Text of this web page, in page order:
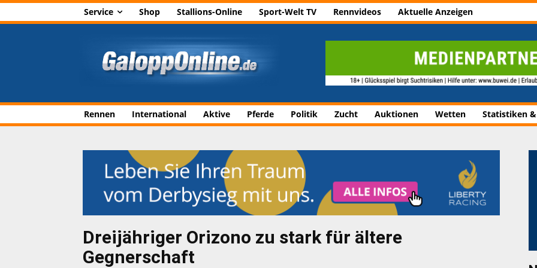
Service Shop Stallions-Online Sport-Welt TV Rennvideos Aktuelle Anzeigen
Rennen International Aktive Pferde Politik Zucht Auktionen Wetten Statistiken
Dreijähriger Orizono zu stark für ältere
Gegnerschaft